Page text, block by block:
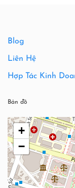
Blog
Liên Hệ
Hợp Tác Kinh
Bản đồ
+
−